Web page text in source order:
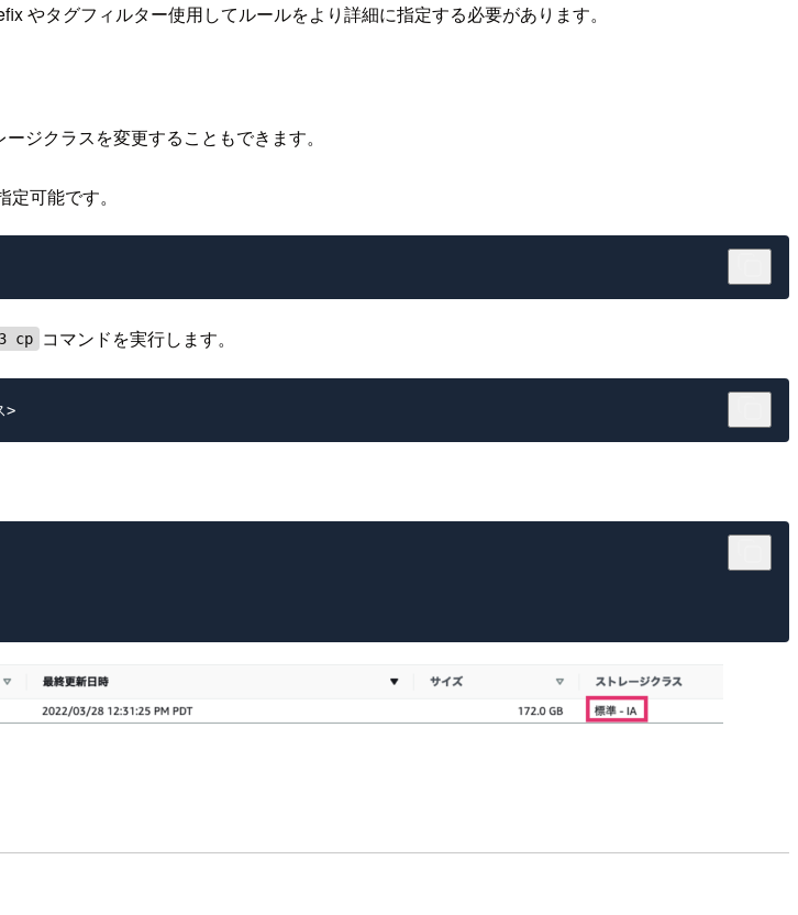
やタグフィルター使用してルールをより詳細に指定する必要があります。
ジクラスを変更することもできます。
可能です。
cp コマンドを実行します。